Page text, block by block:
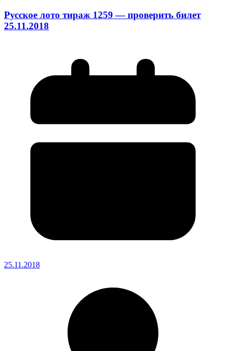
Русское лото тираж 1259 — проверить билет
25.11.2018
25.11.2018